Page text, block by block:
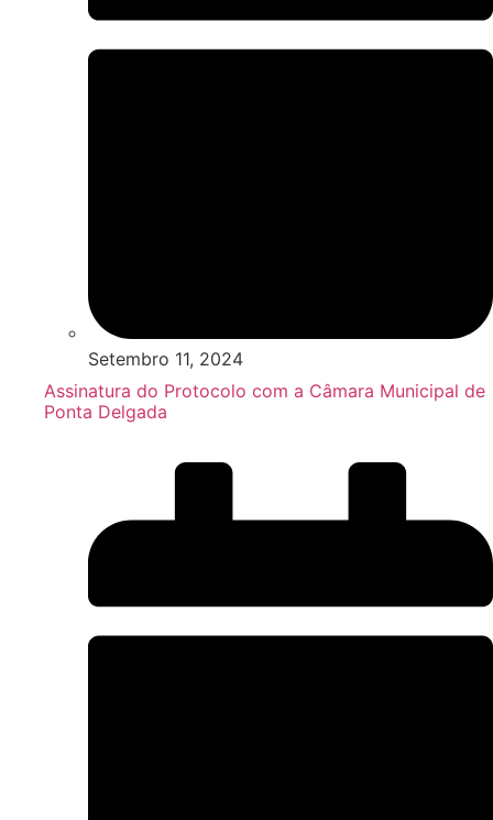
Setembro 11, 2024
Assinatura do Protocolo com a Câmara Municipal de
Ponta Delgada